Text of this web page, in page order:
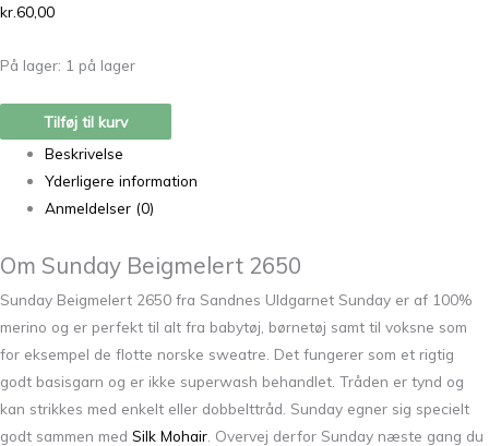
kr.60,00
På lager: 1 på lager
Tilføj til kurv
Beskrivelse
Yderligere information
Anmeldelser (0)
Om Sunday Beigmelert 2650
Sunday Beigmelert 2650 fra Sandnes Uldgarnet Sunday er af 100%
merino og er perfekt til alt fra babytøj, børnetøj samt til voksne som
for eksempel de flotte norske sweatre. Det fungerer som et rigtig
godt basisgarn og er ikke superwash behandlet. Tråden er tynd og
kan strikkes med enkelt eller dobbelttråd. Sunday egner sig specielt
godt sammen med Silk Mohair . Overvej derfor Sunday næste gang du